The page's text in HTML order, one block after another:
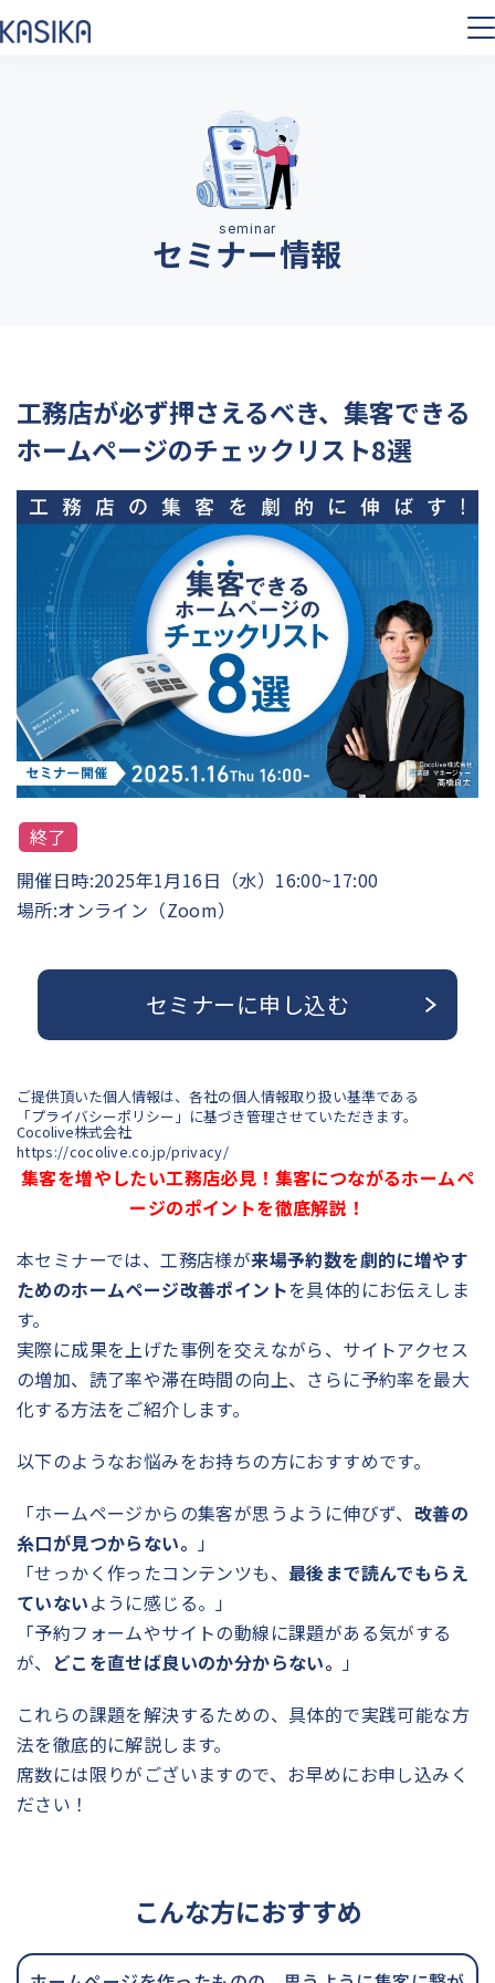
セミナー情報
工務店が必ず押さえるべき、集客できる
ホームページのチェックリスト8選
終了
開催日時:2025年1月16日（水）16:00~17:00
場所:オンライン（Zoom）
セミナーに申し込む
ご提供頂いた個人情報は、各社の個人情報取り扱い基準である
「プライバシーポリシー」に基づき管理させていただきます。
Cocolive株式会社
https://cocolive.co.jp/privacy/
集客を増やしたい工務店必見！集客につながるホームペ
ージのポイントを徹底解説！
本セミナーでは、工務店様が来場予約数を劇的に増やす
ためのホームページ改善ポイントを具体的にお伝えしま
す。
実際に成果を上げた事例を交えながら、サイトアクセス
の増加、読了率や滞在時間の向上、さらに予約率を最大
化する方法をご紹介します。
以下のようなお悩みをお持ちの方におすすめです。
「ホームページからの集客が思うように伸びず、 改善の
糸口が見つからない。 」
「せっかく作ったコンテンツも、 最後まで読んでもらえ
ていないように感じる。」
「予約フォームやサイトの動線に課題がある気がする
が、 どこを直せば良いのか分からない。 」
これらの課題を解決するための、具体的で実践可能な方
法を徹底的に解説します。
席数には限りがございますので、お早めにお申し込みく
ださい！
こんな方におすすめ